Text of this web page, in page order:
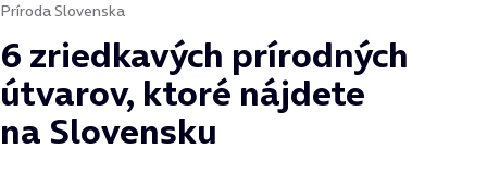
Príroda Slovenska
6 zriedkavých prírodných
útvarov, ktoré nájdete
na Slovensku